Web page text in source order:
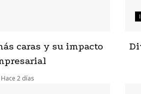
caras y su impacto
Hace 2 días